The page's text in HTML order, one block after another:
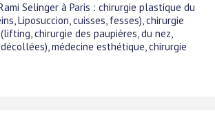
Selinger à Paris : chirurgie plastique du
Liposuccion, cuisses, fesses), chirurgie
chirurgie des paupières, du nez,
médecine esthétique, chirurgie